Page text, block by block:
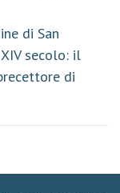
di San
secolo: il
di